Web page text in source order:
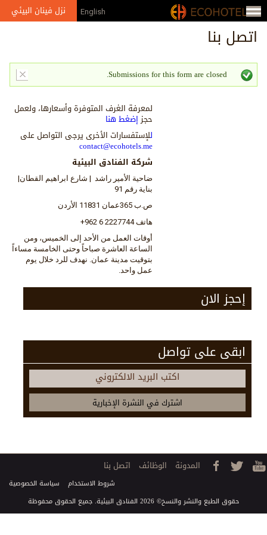
Jump to navigation
English نزل فينان البيئي
من
الإعلام
الجوائز
اتصل بنا
Status message
Submissions for this form are closed.
لمعرفة الغرف المتوفرة وأسعارها، ولعمل
حجزإضغط هنا
للإستفسارات الأخرى يرجى التواصل على
contact@ecohotels.me
شركة الفنادق البيئية
ضاحية الأمير راشد | شارع ابراهيم القطان|
بناية رقم 91
ص.ب 365عمان 11831 الأردن
هاتف 2227744 6 962+
أوقات العمل من الأحد إلى الخميس، ومن
الساعة العاشرة صباحاً وحتى الخامسة مساءاً
بتوقيت مدينة عمان. نهدف للرد خلال يوم
عمل واحد.
إحجز الان
ابقى على تواصل
اكتب البريد الالكتروني
المدونة الوظائف اتصل بنا
حقوق الطبع والنشر والنسخ© 2026 الفنادق البيئية. جميع الحقوق محفوظة
سياسة الخصوصية شروط الاستخدام